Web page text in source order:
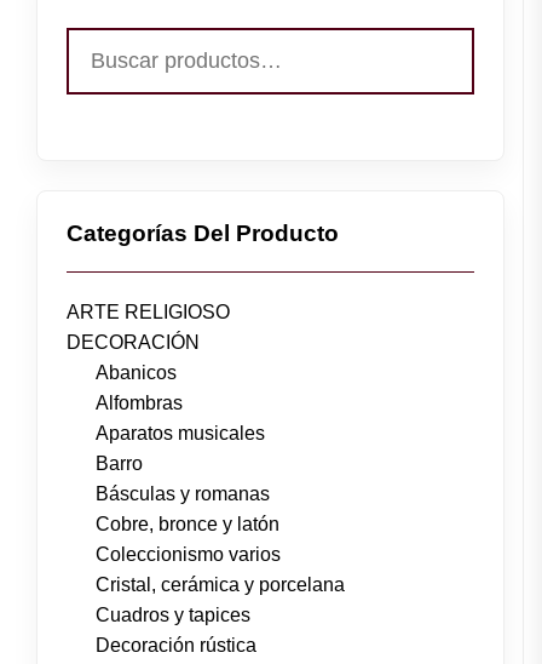
por:
Categorías Del Producto
ARTE RELIGIOSO
DECORACIÓN
Abanicos
Alfombras
Aparatos musicales
Barro
Básculas y romanas
Cobre, bronce y latón
Coleccionismo varios
Cristal, cerámica y porcelana
Cuadros y tapices
Decoración rústica